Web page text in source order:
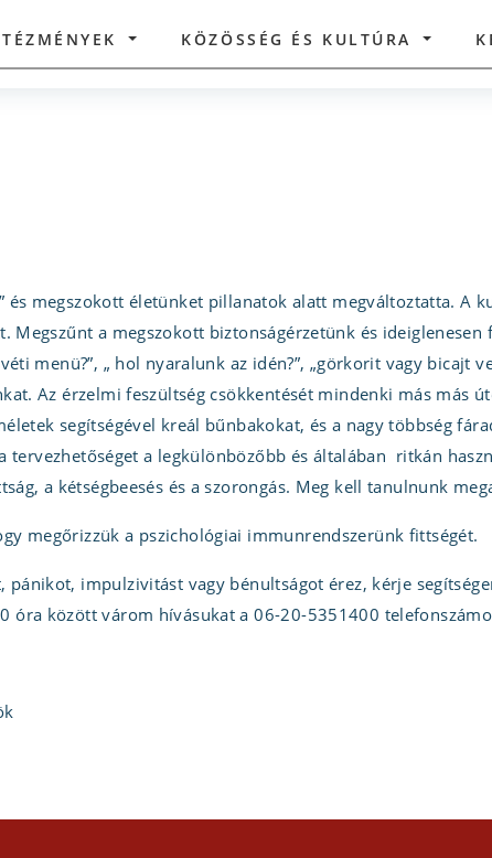
KÖZÖSSÉG ÉS KULTÚRA
és megszokott életünket pillanatok alatt megváltoztatta. A
Megszűnt a megszokott biztonságérzetünk és
menü?”, „ hol nyaralunk az idén?”, „görkorit vagy bicajt
Az érzelmi feszültség csökkentését mindenki más más
segítségével kreál bűnbakokat, és a nagy többség
a legkülönbözőbb és általában ritkán
a kétségbeesés és a szorongás. Meg kell tanulnunk
megőrizzük a pszichológiai immunrendszerünk fittségét.
impulzivitást vagy bénultságot érez, kérje
óra között várom hívásukat a 06-20-5351400